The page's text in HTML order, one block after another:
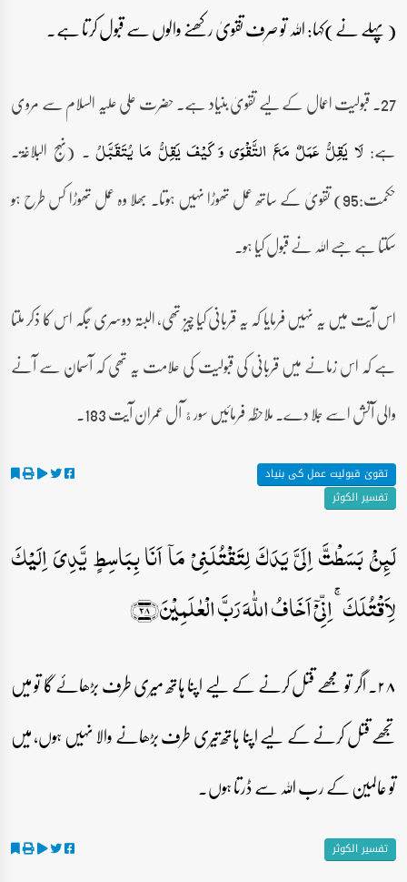
(پہلے نے)کہا: اللہ تو صرف تقویٰ رکھنے والوں سے قبول کرتا ہے۔
27۔ قبولیت اعمال کے لیے تقویٰ بنیاد ہے۔ حضرت علی علیہ السلام سے مروی
ہے:لَا یَقِلُّ عَمَلٌ مَعَ التَّقْوَی وَ کَیْفَ یَقِلُّ مَا یُتَقَبَّلُ۔ (نہج البلاغۃ۔
حکمت:95) تقویٰ کے ساتھ عمل تھوڑا نہیں ہوتا۔ بھلا وہ عمل تھوڑا کس طرح ہو
سکتا ہے جسے اللہ نے قبول کیا ہو۔
اس آیت میں یہ نہیں فرمایا کہ یہ قربانی کیا چیز تھی، البتہ دوسری جگہ اس کا ذکر ملتا
ہے کہ اس زمانے میں قربانی کی قبولیت کی علامت یہ تھی کہ آسمان سے آنے
والی آتش اسے جلا دے۔ ملاحظہ فرمائیں سورﮤ آل عمران آیت 183۔
تقویٰ قبولیت عمل کی بنیاد
تفسیر الکوثر
لَئِنۡۢ بَسَطۡتَّ اِلَیَّ یَدَکَ لِتَقۡتُلَنِیۡ مَاۤ اَنَا بِبَاسِطٍ یَّدِیَ اِلَیۡکَ
لِاَقۡتُلَکَ ۚ اِنِّیۡۤ اَخَافُ اللّٰہَ رَبَّ الۡعٰلَمِیۡنَ﴿۲۸﴾
۲۸۔ اگر تو مجھے قتل کرنے کے لیے اپنا ہاتھ میری طرف بڑھائے گا تو میں
تجھے قتل کرنے کے لیے اپنا ہاتھ تیری طرف بڑھانے والا نہیں ہوں، میں
تو عالمین کے رب اللہ سے ڈرتا ہوں۔
تفسیر الکوثر